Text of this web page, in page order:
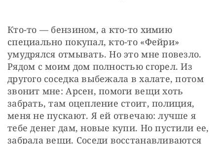
Кто-то — бензином, а кто-то химию
специально покупал, кто-то «Фейри»
умудрялся отмывать. Но это мне повезло.
Рядом с моим дом полностью сгорел. Из
другого соседка выбежала в халате, потом
звонит мне: Арсен, помоги вещи хоть
забрать, там оцепление стоит, полиция,
меня не пускают. Я ей отвечаю: лучше я
тебе денег дам, новые купи. Но пустили ее,
забрала вещи. Соседи восстанавливаются